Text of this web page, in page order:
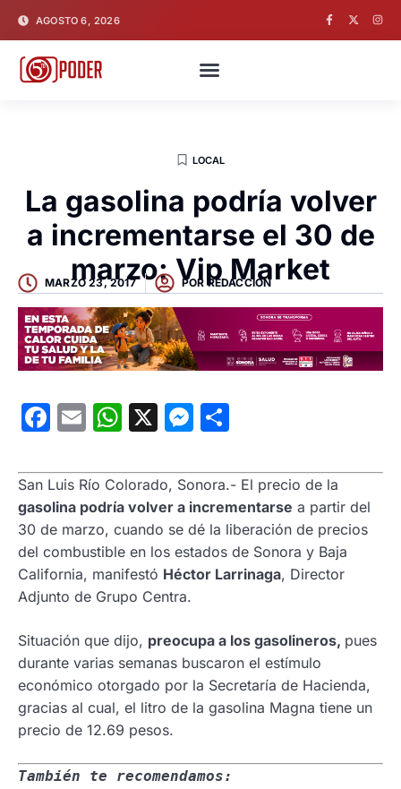
AGOSTO 6, 2026
LOCAL
La gasolina podría volver
a incrementarse el 30 de
marzo: Vip Market
MARZO 23, 2017 POR REDACCION
Facebook
EmailWhatsApp
X Messenger
San Luis Río Colorado, Sonora.- El precio de la
gasolina podría volver a incrementarse a partir del
30 de marzo, cuando se dé la liberación de precios
del combustible en los estados de Sonora y Baja
California, manifestó Héctor Larrinaga, Director
Adjunto de Grupo Centra.
Situación que dijo, preocupa a los gasolineros, pues
durante varias semanas buscaron el estímulo
económico otorgado por la Secretaría de Hacienda,
gracias al cual, el litro de la gasolina Magna tiene un
precio de 12.69 pesos.
También te recomendamos: